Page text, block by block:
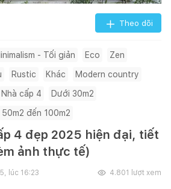
Theo dõi
- Tối giản Eco
Zen
Rustic Khác
Modern country
Nhà cấp 4
Dưới 30m2
50m2 đến 100m2
4 đẹp 2025 hiện đại, tiết
ảnh thực tế)
lúc 16:23 4.801 lượt xem